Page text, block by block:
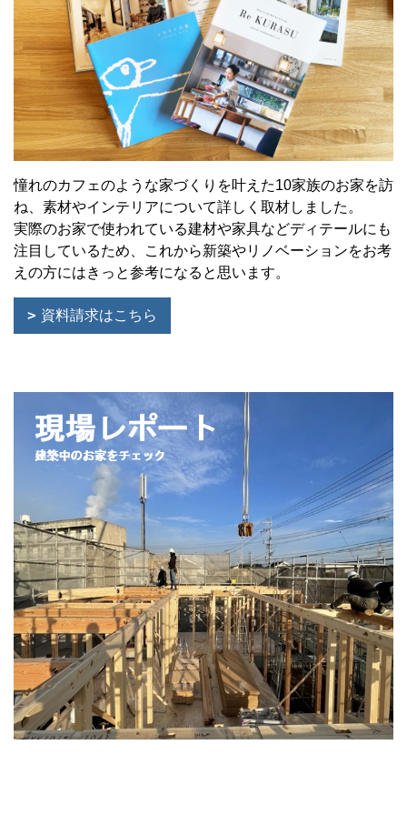
憧れのカフェのような家づくりを叶えた10家族のお家を訪
ね、素材やインテリアについて詳しく取材しました。
実際のお家で使われている建材や家具などディテールにも
注目しているため、これから新築やリノベーションをお考
えの方にはきっと参考になると思います。
資料請求はこちら